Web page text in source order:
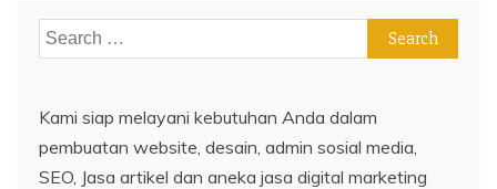
Search
for:
Kami siap melayani kebutuhan Anda dalam
pembuatan website, desain, admin sosial media,
SEO, Jasa artikel dan aneka jasa digital marketing